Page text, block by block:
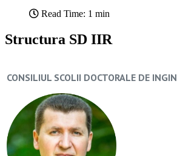
Read Time: 1 min
Structura SD IIR
CONSILIUL SCOLII DOCTORALE DE